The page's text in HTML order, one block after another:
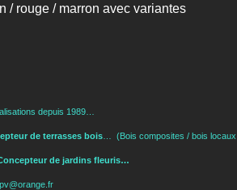
/ rouge / marron avec variantes
depuis 1989…
de terrasses bois (Bois composites / bois
de jardins fleuris…